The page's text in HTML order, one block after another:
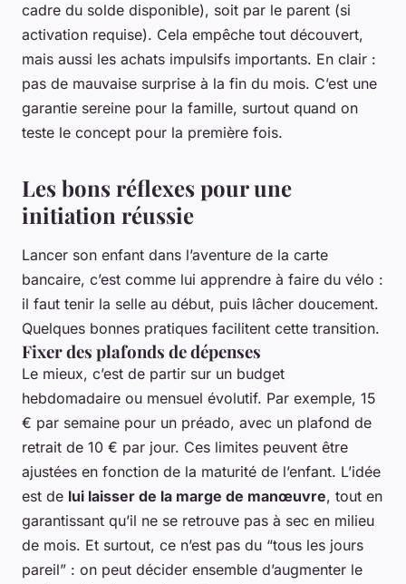
cadre du solde disponible), soit par le parent (si
activation requise). Cela empêche tout découvert,
mais aussi les achats impulsifs importants. En clair :
pas de mauvaise surprise à la fin du mois. C’est une
garantie sereine pour la famille, surtout quand on
teste le concept pour la première fois.
Les bons réflexes pour une
initiation réussie
Lancer son enfant dans l’aventure de la carte
bancaire, c’est comme lui apprendre à faire du vélo :
il faut tenir la selle au début, puis lâcher doucement.
Quelques bonnes pratiques facilitent cette transition.
Fixer des plafonds de dépenses
Le mieux, c’est de partir sur un budget
hebdomadaire ou mensuel évolutif. Par exemple, 15
€ par semaine pour un préado, avec un plafond de
retrait de 10 € par jour. Ces limites peuvent être
ajustées en fonction de la maturité de l’enfant. L’idée
est de lui laisser de la marge de manœuvre, tout en
garantissant qu’il ne se retrouve pas à sec en milieu
de mois. Et surtout, ce n’est pas du “tous les jours
pareil” : on peut décider ensemble d’augmenter le